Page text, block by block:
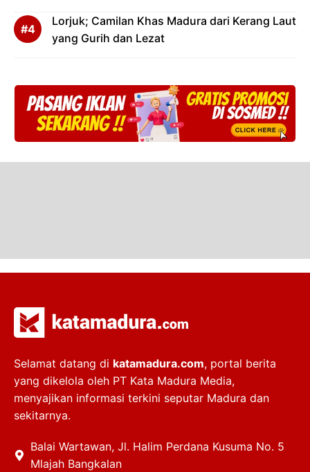
Lorjuk; Camilan Khas Madura dari Kerang Laut
yang Gurih dan Lezat
Selamat datang di katamadura.com, portal berita
yang dikelola oleh PT Kata Madura Media,
menyajikan informasi terkini seputar Madura dan
sekitarnya.
Balai Wartawan, Jl. Halim Perdana Kusuma No. 5
Mlajah Bangkalan